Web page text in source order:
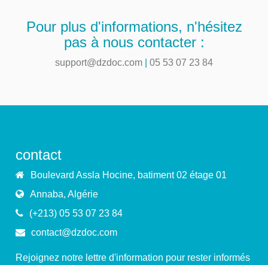
Pour plus d'informations, n'hésitez
pas à nous contacter :
support@dzdoc.com 05 53 07 23 84
contact
Boulevard Assla Hocine, batiment 02 étage 01
Annaba, Algérie
(+213) 05 53 07 23 84
contact@dzdoc.com
Rejoignez notre lettre d'information pour rester informés